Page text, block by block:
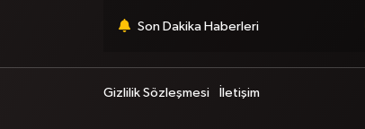
Son Dakika Haberleri
Gizlilik Sözleşmesi İletişim